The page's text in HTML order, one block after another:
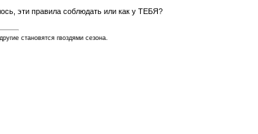
эти правила соблюдать или как у ТЕБЯ?
становятся гвоздями сезона.